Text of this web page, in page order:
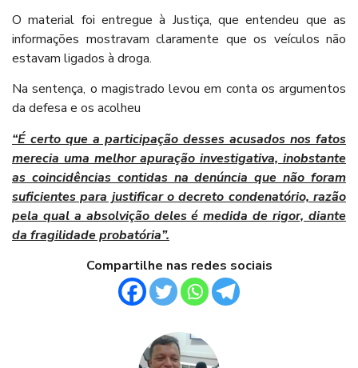
O material foi entregue à Justiça, que entendeu que as
informações mostravam claramente que os veículos não
estavam ligados à droga.
Na sentença, o magistrado levou em conta os argumentos
da defesa e os acolheu
“É certo que a participação desses acusados nos fatos
merecia uma melhor apuração investigativa, inobstante
as coincidências contidas na denúncia que não foram
suficientes para justificar o decreto condenatório, razão
pela qual a absolvição deles é medida de rigor, diante
da fragilidade probatória”.
Compartilhe nas redes sociais